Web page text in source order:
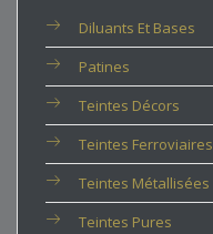
Diluants Et Bases
Patines
Teintes Décors
Teintes Ferroviaires
Teintes Métallisées
Teintes Pures